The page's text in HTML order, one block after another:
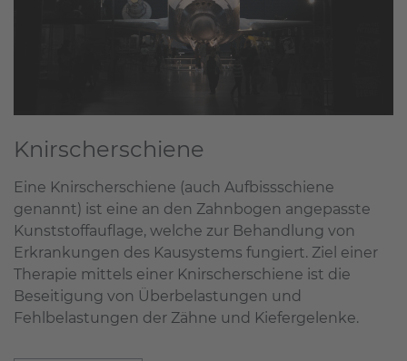
Knirscherschiene
Eine Knirscherschiene (auch Aufbissschiene
genannt) ist eine an den Zahnbogen angepasste
Kunststoffauflage, welche zur Behandlung von
Erkrankungen des Kausystems fungiert. Ziel einer
Therapie mittels einer Knirscherschiene ist die
Beseitigung von Überbelastungen und
Fehlbelastungen der Zähne und Kiefergelenke.